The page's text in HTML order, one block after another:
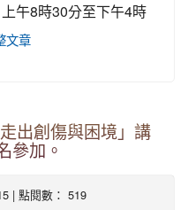
午8時30分至下午4時
文章
出創傷與困境」講
參加。
| 點閱數： 519